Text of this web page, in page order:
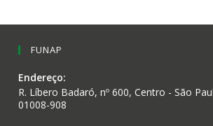
FUNAP
Endereço:
R. Líbero Badaró, nº 600, Centro - São
01008-908